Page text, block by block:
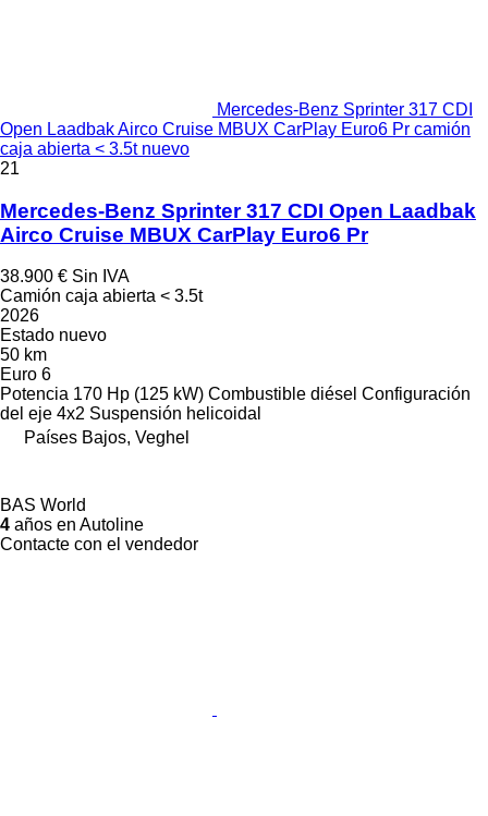
Mercedes-Benz Sprinter 317 CDI
Open Laadbak Airco Cruise MBUX CarPlay Euro6 Pr camión
caja abierta < 3.5t nuevo
21
Mercedes-Benz Sprinter 317 CDI Open Laadbak
Airco Cruise MBUX CarPlay Euro6 Pr
38.900 € Sin IVA
Camión caja abierta < 3.5t
2026
Estado nuevo
50 km
Euro 6
Potencia 170 Hp (125 kW) Combustible diésel Configuración
del eje 4x2 Suspensión helicoidal
Países Bajos, Veghel
BAS World
4 años en Autoline
Contacte con el vendedor